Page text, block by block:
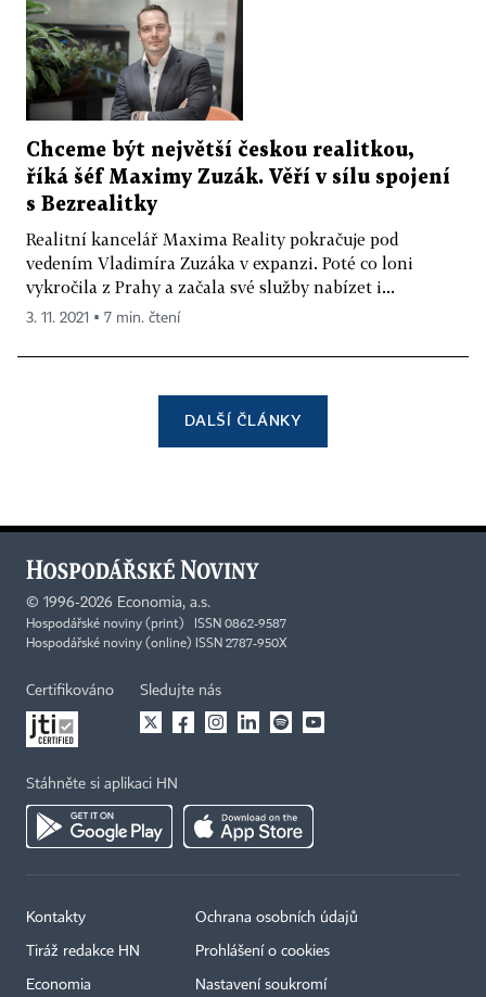
Chceme být největší českou realitkou,
říká šéf Maximy Zuzák. Věří v sílu spojení
s Bezrealitky
Realitní kancelář Maxima Reality pokračuje pod
vedením Vladimíra Zuzáka v expanzi. Poté co loni
vykročila z Prahy a začala své služby nabízet i...
3. 11. 2021 ▪ 7 min. čtení
DALŠÍ ČLÁNKY
© 1996-2026 Economia, a.s.
Hospodářské noviny (print) ISSN 0862-9587
Hospodářské noviny (online) ISSN 2787-950X
Certifikováno Sledujte nás
Stáhněte si aplikaci HN
Kontakty
Tiráž redakce HN
Economia
Ochrana osobních údajů
Prohlášení o cookies
Nastavení soukromí